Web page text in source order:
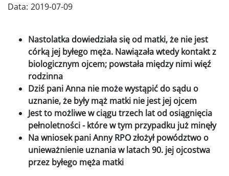
Data: 2019-07-09
Nastolatka dowiedziała się od matki, że nie jest
córką jej byłego męża. Nawiązała wtedy kontakt z
biologicznym ojcem; powstała między nimi więź
rodzinna
Dziś pani Anna nie może wystąpić do sądu o
uznanie, że były mąż matki nie jest jej ojcem
Jest to możliwe w ciągu trzech lat od osiągnięcia
pełnoletności - które w tym przypadku już minęły
Na wniosek pani Anny RPO złożył powództwo o
unieważnienie uznania w latach 90. jej ojcostwa
przez byłego męża matki